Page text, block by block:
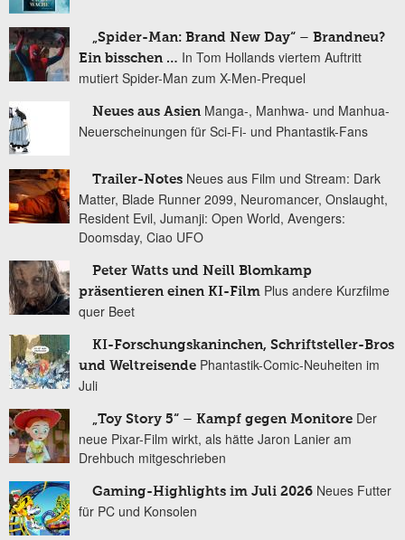
„Spider-Man: Brand New Day“ – Brandneu?
Ein bisschen … In Tom Hollands viertem Auftritt
mutiert Spider-Man zum X-Men-Prequel
Neues aus Asien Manga-, Manhwa- und Manhua-
Neuerscheinungen für Sci-Fi- und Phantastik-Fans
Trailer-Notes Neues aus Film und Stream: Dark
Matter, Blade Runner 2099, Neuromancer, Onslaught,
Resident Evil, Jumanji: Open World, Avengers:
Doomsday, Ciao UFO
Peter Watts und Neill Blomkamp
präsentieren einen KI-Film Plus andere Kurzfilme
quer Beet
KI-Forschungskaninchen, Schriftsteller-Bros
und Weltreisende Phantastik-Comic-Neuheiten im
Juli
„Toy Story 5“ – Kampf gegen Monitore Der
neue Pixar-Film wirkt, als hätte Jaron Lanier am
Drehbuch mitgeschrieben
Gaming-Highlights im Juli 2026 Neues Futter
für PC und Konsolen